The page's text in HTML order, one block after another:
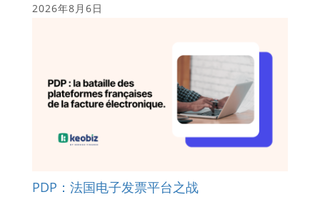
2026年8月6日
PDP：法国电子发票平台之战